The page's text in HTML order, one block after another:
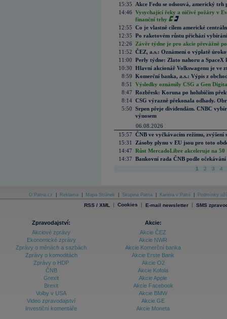
15:35
Akce Fedu se odsouvá, americký
14:46 Vysychající řeky a ničivé požáry v
finanční trhy
12:55 Co je vlastně cílem americké
12:35 Po raketovém růstu přichází
12:26
Závěr týdne je pro akcie převážně
11:52 ČEZ, a.s.: Oznámení o výplatě
11:00 Perly týdne: Zlato nahoru a SpaceX
10:30 Hlavní akcionář Volkswagenu je ve
8:59 Komerční banka, a.s.: Výpis z
8:51
Výsledky oznámily CSG a Gen
8:47 Rozbřesk: Koruna po holubičím
8:14 CSG výrazně překonala odhady.
5:50 Srpen přeje dividendám. CNBC
výnosem
06.08.2026
15:57 ČNB ve vyčkávacím režimu, zvýšení
15:31
Zásoby plynu v EU jsou pro toto
14:47 Růst MercadoLibre akceleruje na
14:37 Bankovní rada ČNB podle
1 2 3 4
O Patria.cz Reklama Mapa Stránek Skupina Patria Kariéra v Patrii Podmínky
RSS / XML | Cookies | E-mail newsletter | SMS
Zpravodajství:
Akciové zprávy
Ekonomické zprávy
Zprávy o měnách a sazbách
Zprávy o komoditách
Zprávy o HDP
ČNB
Grexit
Brexit
Volby v USA
Video zpravodajství
Investiční komentáře
Akcie:
Akcie ČEZ
Akcie NWR
Akcie Komerční banka
Akcie Erste Bank
Akcie O2
Akcie Kofola
Akcie Apple
Akcie Facebook
Akcie BMW
Akcie GE
Akcie Moneta